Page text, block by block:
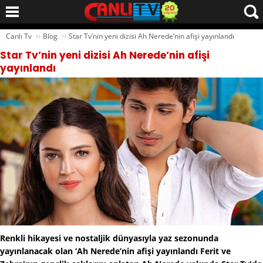
Canlı Tv ›› Blog ›› Star Tv’nin yeni dizisi Ah Nerede’nin afişi yayınlandı
Star Tv’nin yeni dizisi Ah Nerede’nin afişi
yayınlandı
Renkli hikayesi ve nostaljik dünyasıyla yaz sezonunda
yayınlanacak olan ‘Ah Nerede’nin afişi yayınlandı Ferit ve